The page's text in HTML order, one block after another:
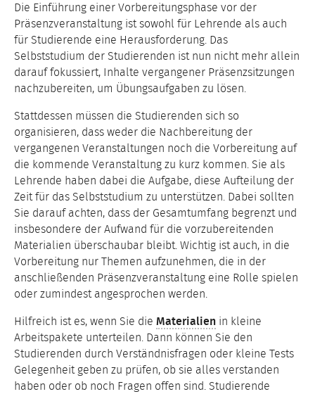
Die Einführung einer Vorbereitungsphase vor der
Präsenzveranstaltung ist sowohl für Lehrende als auch
für Studierende eine Herausforderung. Das
Selbststudium der Studierenden ist nun nicht mehr allein
darauf fokussiert, Inhalte vergangener Präsenzsitzungen
nachzubereiten, um Übungsaufgaben zu lösen.
Stattdessen müssen die Studierenden sich so
organisieren, dass weder die Nachbereitung der
vergangenen Veranstaltungen noch die Vorbereitung auf
die kommende Veranstaltung zu kurz kommen. Sie als
Lehrende haben dabei die Aufgabe, diese Aufteilung der
Zeit für das Selbststudium zu unterstützen. Dabei sollten
Sie darauf achten, dass der Gesamtumfang begrenzt und
insbesondere der Aufwand für die vorzubereitenden
Materialien überschaubar bleibt. Wichtig ist auch, in die
Vorbereitung nur Themen aufzunehmen, die in der
anschließenden Präsenzveranstaltung eine Rolle spielen
oder zumindest angesprochen werden.
Hilfreich ist es, wenn Sie die Materialien in kleine
Arbeitspakete unterteilen. Dann können Sie den
Studierenden durch Verständnisfragen oder kleine Tests
Gelegenheit geben zu prüfen, ob sie alles verstanden
haben oder ob noch Fragen offen sind. Studierende